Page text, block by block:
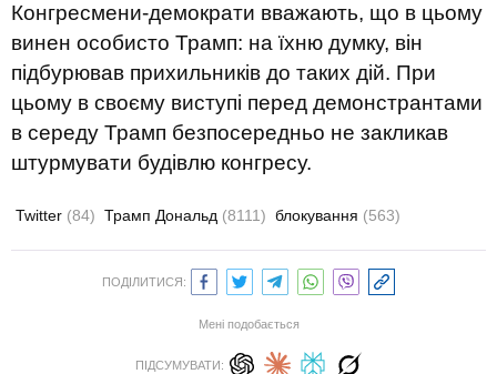
Конгресмени-демократи вважають, що в цьому
винен особисто Трамп: на їхню думку, він
підбурював прихильників до таких дій. При
цьому в своєму виступі перед демонстрантами
в середу Трамп безпосередньо не закликав
штурмувати будівлю конгресу.
Twitter (84) Трамп Дональд (8111) блокування (563)
ПОДІЛИТИСЯ:
Мені подобається
ПІДСУМУВАТИ: